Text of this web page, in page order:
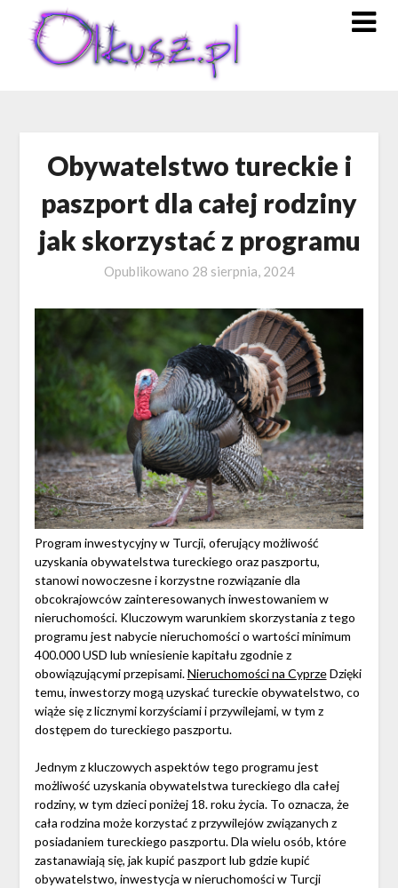
content
Obywatelstwo tureckie i
paszport dla całej rodziny
jak skorzystać z programu
Opublikowano 28 sierpnia, 2024
Program inwestycyjny w Turcji, oferujący możliwość
uzyskania obywatelstwa tureckiego oraz paszportu,
stanowi nowoczesne i korzystne rozwiązanie dla
obcokrajowców zainteresowanych inwestowaniem w
nieruchomości. Kluczowym warunkiem skorzystania z tego
programu jest nabycie nieruchomości o wartości minimum
400.000 USD lub wniesienie kapitału zgodnie z
obowiązującymi przepisami.Nieruchomości na CyprzeDzięki
temu, inwestorzy mogą uzyskać tureckie obywatelstwo, co
wiąże się z licznymi korzyściami i przywilejami, w tym z
dostępem do tureckiego paszportu.
Jednym z kluczowych aspektów tego programu jest
możliwość uzyskania obywatelstwa tureckiego dla całej
rodziny, w tym dzieci poniżej 18. roku życia. To oznacza, że
cała rodzina może korzystać z przywilejów związanych z
posiadaniem tureckiego paszportu. Dla wielu osób, które
zastanawiają się, jak kupić paszport lub gdzie kupić
obywatelstwo, inwestycja w nieruchomości w Turcji